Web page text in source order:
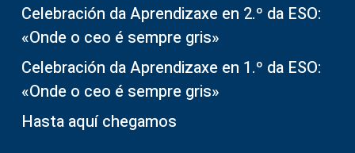
Celebración da Aprendizaxe en 2.º da ESO:
«Onde o ceo é sempre gris»
Celebración da Aprendizaxe en 1.º da ESO:
«Onde o ceo é sempre gris»
Hasta aquí chegamos